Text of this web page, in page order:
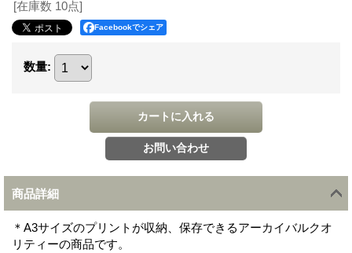
[在庫数 10点]
Facebookでシェア
数量:
商品詳細
＊A3サイズのプリントが収納、保存できるアーカイバルクオ
リティーの商品です。